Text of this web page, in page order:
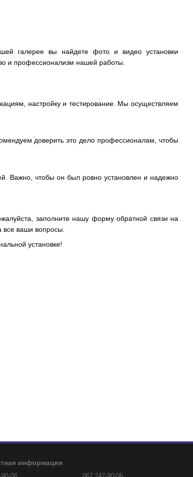
галерее вы найдете фото и видео установки
и профессионализм нашей работы.
настройку и тестирование. Мы осуществляем
доверить это дело профессионалам, чтобы
Важно, чтобы он был ровно установлен и надежно
заполните нашу форму обратной связи на
ваши вопросы.
установке!
информация